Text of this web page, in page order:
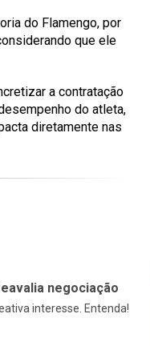
do Flamengo, por
que ele
a contratação
do atleta,
diretamente nas
negociação
interesse. Entenda!